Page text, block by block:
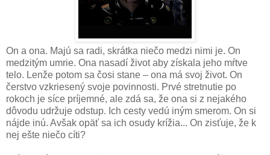
On a ona. Majú sa radi, skrátka niečo medzi nimi je. On
medzitým umrie. Ona nasadí život aby získala jeho mŕtve
telo. Lenže potom sa čosi stane – ona má svoj život. On
čerstvo vzkriesený svoje povinnosti. Prvé stretnutie po
rokoch je síce príjemné, ale zdá sa, že ona si z nejakého
dôvodu udržuje odstup. Ich cesty vedú iným smerom. On si
nájde inú. Avšak opäť sa ich osudy krížia... On zisťuje, že k
nej ešte niečo cíti?